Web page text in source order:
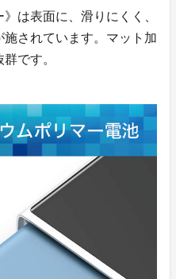
は表面に、滑りにくく、
されています。マット加
です。